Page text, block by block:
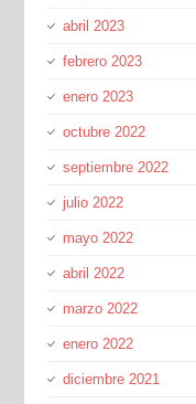
abril 2023
febrero 2023
enero 2023
octubre 2022
septiembre 2022
julio 2022
mayo 2022
abril 2022
marzo 2022
enero 2022
diciembre 2021